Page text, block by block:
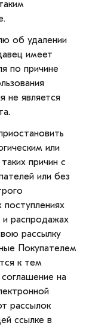
об удалении
имеет
по причине
не является
или
причин с
или без
и распродажах
рассылку
Покупателем
к тем
на
рассылок
ссылке в